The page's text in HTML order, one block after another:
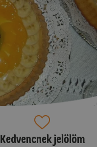
Kedvencnek jelölöm